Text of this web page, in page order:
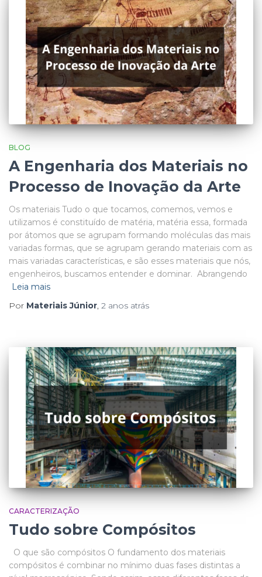
BLOG
A Engenharia dos Materiais no
Processo de Inovação da Arte
Os materiais Tudo o que tocamos, comemos, vemos e
utilizamos é constituído de matéria, matéria essa, formada
por átomos que se agrupam formando moléculas das mais
variadas formas, que se agrupam gerando materiais com as
mais variadas características, e são esses materiais que nós,
engenheiros, buscamos entender e dominar. Abrangendo
Leia mais
Por Materiais Júnior, 2 anos atrás
CARACTERIZAÇÃO
Tudo sobre Compósitos
O que são compósitos O fundamento dos materiais
compósitos é combinar no mínimo duas fases distintas a